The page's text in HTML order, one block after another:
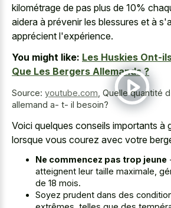
kilométrage de pas plus de 10%
aidera à prévenir les blessures et à
apprécient l'expérience.
You might like: Les Huskies Ont-
Que Les Bergers Allemands ?
Source: youtube.com Quelle quantité
allemand a- t- il besoin?
Voici quelques conseils importants à
lorsque vous courez avec votre
Ne commencez pas trop jeune
atteignent leur taille maximale,
de 18 mois.
Soyez prudent dans des